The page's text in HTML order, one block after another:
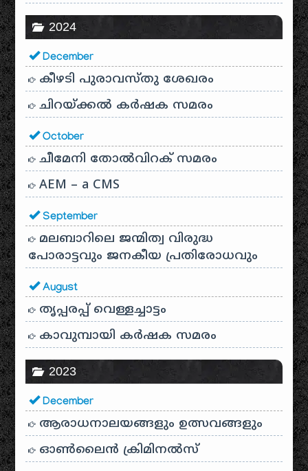
2024
December
കീഴടി പുരാവസ്തു ശേഖരം
ചിറയ്ക്കൽ കർഷക സമരം
October
ചീമേനി തോൽവിറക് സമരം
AEM – a CMS
September
മലബാറിലെ ജന്മിത്വ വിരുദ്ധ
പോരാട്ടവും ജനകീയ പ്രതിരോധവും
August
തൃപ്പരപ്പ് വെള്ളച്ചാട്ടം
കാവുമ്പായി കർഷക സമരം
2023
December
ആരാധനാലയങ്ങളും ഉത്സവങ്ങളും
ഓൺലൈൻ ക്രിമിനൽസ്